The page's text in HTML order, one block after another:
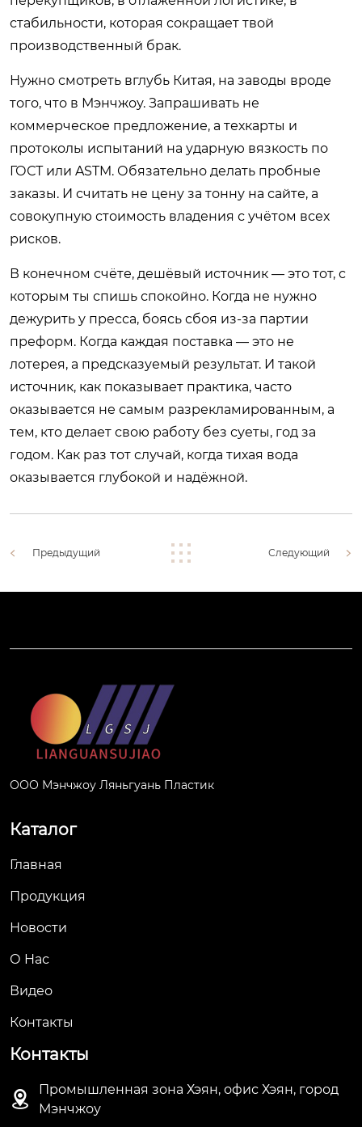
стабильности, которая сокращает твой
производственный брак.
Нужно смотреть вглубь Китая, на заводы вроде
того, что в Мэнчжоу. Запрашивать не
коммерческое предложение, а техкарты и
протоколы испытаний на ударную вязкость по
ГОСТ или ASTM. Обязательно делать пробные
заказы. И считать не цену за тонну на сайте, а
совокупную стоимость владения с учётом всех
рисков.
В конечном счёте, дешёвый источник — это тот, с
которым ты спишь спокойно. Когда не нужно
дежурить у пресса, боясь сбоя из-за партии
преформ. Когда каждая поставка — это не
лотерея, а предсказуемый результат. И такой
источник, как показывает практика, часто
оказывается не самым разрекламированным, а
тем, кто делает свою работу без суеты, год за
годом. Как раз тот случай, когда тихая вода
оказывается глубокой и надёжной.
Предыдущий Следующий
ООО Мэнчжоу Ляньгуань Пластик
Каталог
Главная
Продукция
Новости
О Hас
Видео
Контакты
Контакты

Промышленная зона Хэян, офис Хэян, город
Мэнчжоу